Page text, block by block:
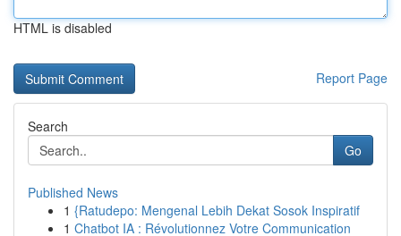
HTML is disabled
Report Page
Search
Go
Published News
1 {Ratudepo: Mengenal Lebih Dekat Sosok Inspiratif
1 Chatbot IA : Révolutionnez Votre Communication